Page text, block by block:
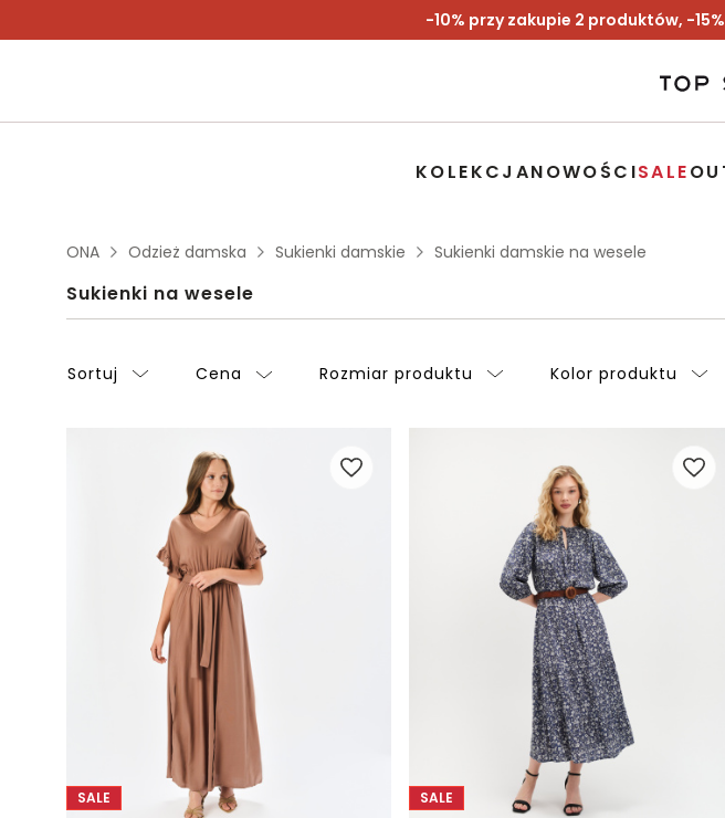
-10% przy zakupie 2 produktów, -
KOLEKCJANOWOŚCISALE
ONA Odzież damska Sukienki damskie Sukienki damskie na wesele
Sukienki na wesele
Sortuj Cena Rozmiar produktu Kolor produktu
SALE
SALE